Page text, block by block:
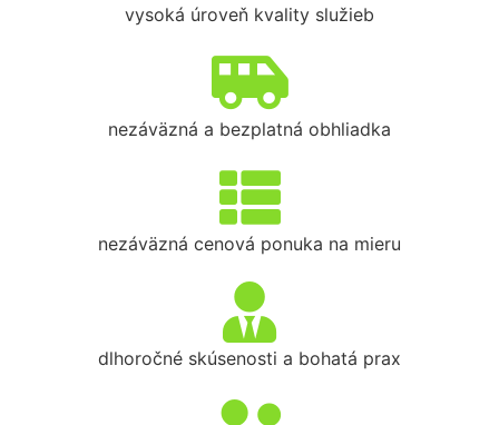
vysoká úroveň kvality služieb
nezáväzná a bezplatná obhliadka
nezáväzná cenová ponuka na mieru
dlhoročné skúsenosti a bohatá prax